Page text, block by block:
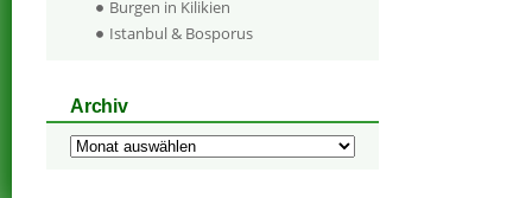
Burgen in Kilikien
Istanbul & Bosporus
Archiv
Archiv